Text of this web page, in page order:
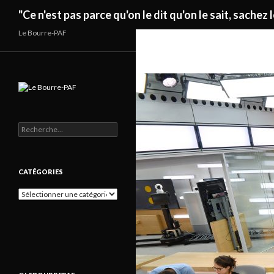
"Ce n'est pas parce qu'on le dit qu'on le sait, sachez
Le Bourre-PAF
Rechercher :
CATÉGORIES
Catégories